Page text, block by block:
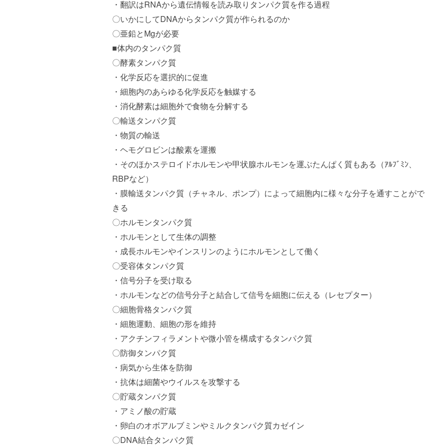
・翻訳はRNAから遺伝情報を読み取りタンパク質を作る過程
〇いかにしてDNAからタンパク質が作られるのか
〇亜鉛とMgが必要
■体内のタンパク質
〇酵素タンパク質
・化学反応を選択的に促進
・細胞内のあらゆる化学反応を触媒する
・消化酵素は細胞外で食物を分解する
〇輸送タンパク質
・物質の輸送
・ヘモグロビンは酸素を運搬
・そのほかステロイドホルモンや甲状腺ホルモンを運ぶたんぱく質もある（ｱﾙﾌﾞﾐﾝ、
RBPなど）
・膜輸送タンパク質（チャネル、ポンプ）によって細胞内に様々な分子を通すことがで
きる
〇ホルモンタンパク質
・ホルモンとして生体の調整
・成長ホルモンやインスリンのようにホルモンとして働く
〇受容体タンパク質
・信号分子を受け取る
・ホルモンなどの信号分子と結合して信号を細胞に伝える（レセプター）
〇細胞骨格タンパク質
・細胞運動、細胞の形を維持
・アクチンフィラメントや微小管を構成するタンパク質
〇防御タンパク質
・病気から生体を防御
・抗体は細菌やウイルスを攻撃する
〇貯蔵タンパク質
・アミノ酸の貯蔵
・卵白のオボアルブミンやミルクタンパク質カゼイン
〇DNA結合タンパク質